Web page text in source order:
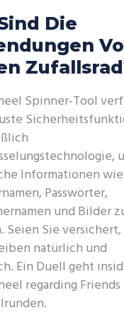
Die
Spinner-Tool
Informationen wie
Passwörter,
und Bilder
Seien Sie
natürlich und
Ein Duell geht
regarding Friends